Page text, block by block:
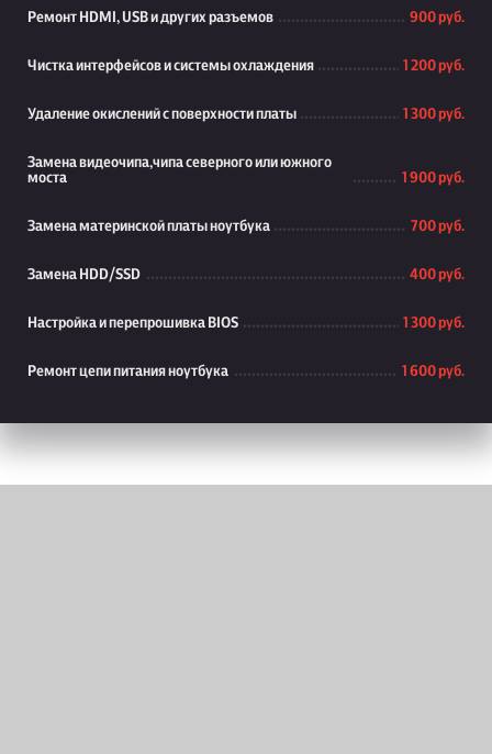
Ремонт HDMI, USB и других разъемов 900 руб.
Чистка интерфейсов и системы охлаждения 1 200 руб.
Удаление окислений с поверхности платы 1 300 руб.
Замена видеочипа,чипа северного или южного
моста
1 900 руб.
Замена материнской платы ноутбука 700 руб.
Замена HDD/SSD 400 руб.
Настройка и перепрошивка BIOS 1 300 руб.
Ремонт цепи питания ноутбука 1 600 руб.